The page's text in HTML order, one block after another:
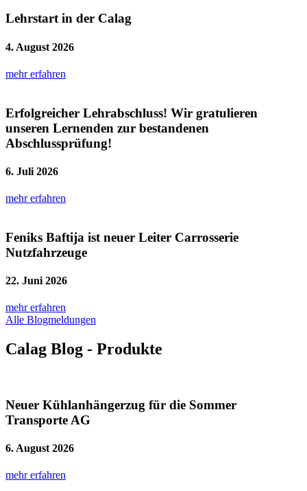
Lehrstart in der Calag
4. August 2026
mehr erfahren
Erfolgreicher Lehrabschluss! Wir gratulieren
unseren Lernenden zur bestandenen
Abschlussprüfung!
6. Juli 2026
mehr erfahren
Feniks Baftija ist neuer Leiter Carrosserie
Nutzfahrzeuge
22. Juni 2026
mehr erfahren
Alle Blogmeldungen
Calag Blog - Produkte
Neuer Kühlanhängerzug für die Sommer
Transporte AG
6. August 2026
mehr erfahren